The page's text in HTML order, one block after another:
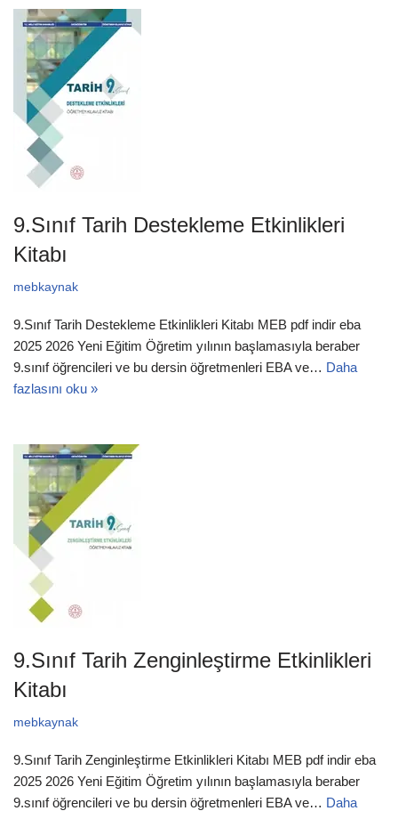
9.Sınıf Tarih Destekleme Etkinlikleri
Kitabı
mebkaynak
9.Sınıf Tarih Destekleme Etkinlikleri Kitabı MEB pdf indir eba
2025 2026 Yeni Eğitim Öğretim yılının başlamasıyla beraber
9.sınıf öğrencileri ve bu dersin öğretmenleri EBA ve… Daha
fazlasını oku »
9.Sınıf Tarih Zenginleştirme Etkinlikleri
Kitabı
mebkaynak
9.Sınıf Tarih Zenginleştirme Etkinlikleri Kitabı MEB pdf indir eba
2025 2026 Yeni Eğitim Öğretim yılının başlamasıyla beraber
9.sınıf öğrencileri ve bu dersin öğretmenleri EBA ve… Daha